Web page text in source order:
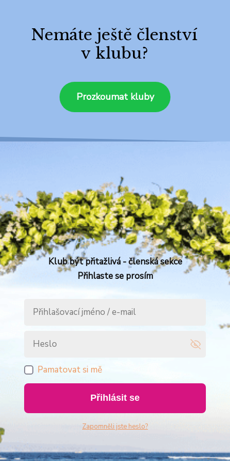
Nemáte ještě členství
v klubu?
Prozkoumat kluby
Klub být přitažlivá - členská sekce
Přihlaste se prosím
Pamatovat si mě
Přihlásit se
Zapomněli jste heslo?